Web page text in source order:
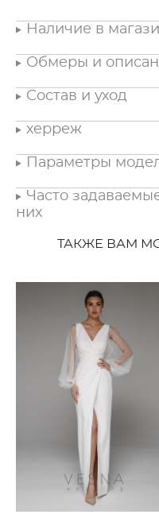
Наличие в
Обмеры и
Состав и уход
херреж
Параметры
Часто
них
ТАКЖЕ ВАМ